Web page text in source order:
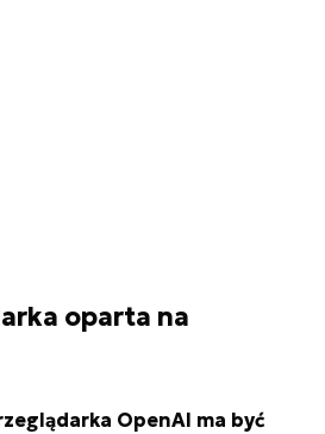
oparta na
OpenAI ma być